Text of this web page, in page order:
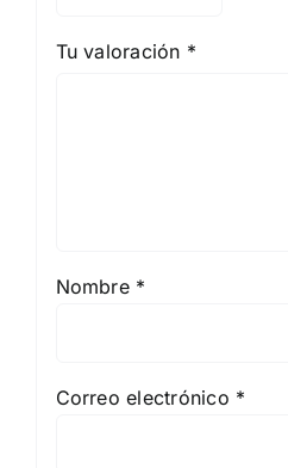
Tu valoración *
Nombre *
Correo electrónico *